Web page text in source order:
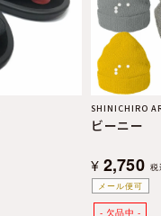
メール便可
SHINICHIRO
ビーニー
¥ 2,750 税